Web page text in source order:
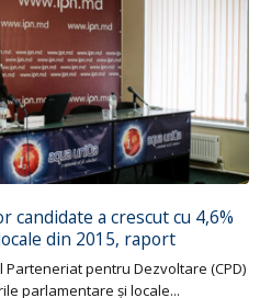
„Eu şi comunitatea mea” din s.